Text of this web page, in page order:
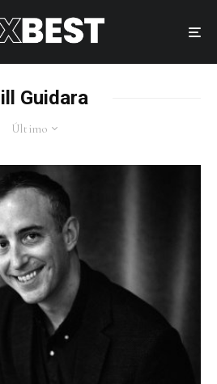
Guidara
Último